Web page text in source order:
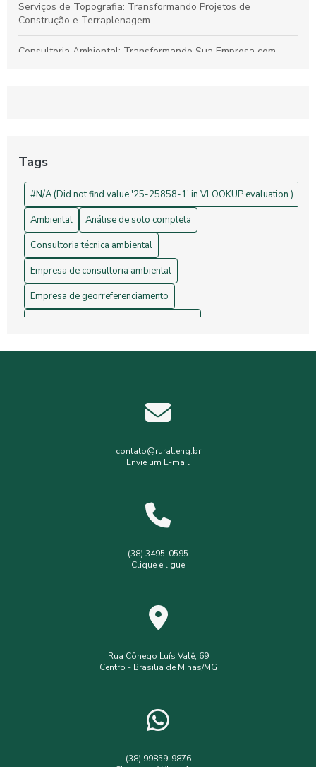
Serviços de Topografia: Transformando Projetos de
Construção e Terraplenagem
Consultoria Ambiental: Transformando Sua Empresa com
Construção Civil
Drones na Topografia: Revolucionando Medições e Mapas
Tags
#N/A (Did not find value '25-25858-1' in VLOOKUP evaluation.)
Ambiental
Análise de solo completa
Consultoria técnica ambiental
Empresa de consultoria ambiental
Empresa de georreferenciamento
Gerenciamento de resíduos hospitalares
Gerenciamento de resíduos sólidos
Levantamento planialtimétrico cadastral
Levantamento topográfico com drone
analise de solo interpretação
assistência técnica
empresa de assistência técnica e extensão rural
empresa de engenharia ambiental
contato@rural.eng.br
Envie um E-mail
(38) 3495-0595
Clique e ligue
Rua Cônego Luís Valê, 69
Centro - Brasilia de Minas/MG
(38) 99859-9876